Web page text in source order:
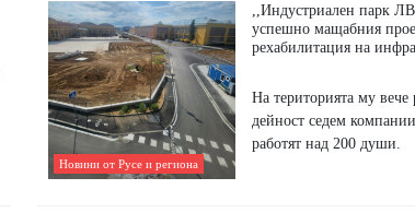
Новини от Русе и региона
,,Индустриален парк
успешно мащабния
рехабилитация на
На територията му вече
дейност седем
работят над 200 души.